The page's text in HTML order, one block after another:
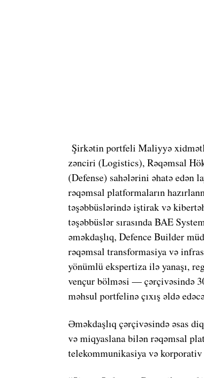
Şirkətin portfeli Maliyyə
zənciri (Logistics), Rəqəmsal
(Defense) sahələrini əhatə edən
rəqəmsal platformaların
təşəbbüslərində iştirak və
təşəbbüslər sırasında BAE
əməkdaşlıq, Defence Builder
rəqəmsal transformasiya və
yönümlü ekspertiza ilə yanaşı,
vençur bölməsi — çərçivəsində
məhsul portfelinə çıxış əldə
Əməkdaşlıq çərçivəsində əsas
və miqyaslana bilən rəqəmsal
telekommunikasiya və